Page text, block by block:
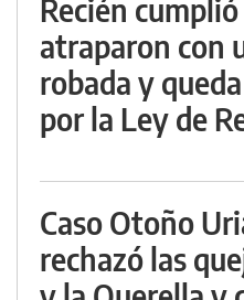
Recién
atraparon con
robada y
por la Ley de
Caso Otoño
rechazó las